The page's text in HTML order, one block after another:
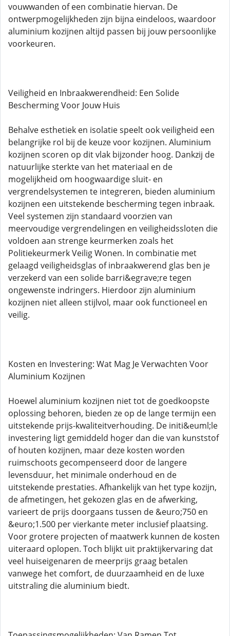
vouwwanden of een combinatie hiervan. De
ontwerpmogelijkheden zijn bijna eindeloos, waardoor
aluminium kozijnen altijd passen bij jouw persoonlijke
voorkeuren.
Veiligheid en Inbraakwerendheid: Een Solide
Bescherming Voor Jouw Huis
Behalve esthetiek en isolatie speelt ook veiligheid een
belangrijke rol bij de keuze voor kozijnen. Aluminium
kozijnen scoren op dit vlak bijzonder hoog. Dankzij de
natuurlijke sterkte van het materiaal en de
mogelijkheid om hoogwaardige sluit- en
vergrendelsystemen te integreren, bieden aluminium
kozijnen een uitstekende bescherming tegen inbraak.
Veel systemen zijn standaard voorzien van
meervoudige vergrendelingen en veiligheidssloten die
voldoen aan strenge keurmerken zoals het
Politiekeurmerk Veilig Wonen. In combinatie met
gelaagd veiligheidsglas of inbraakwerend glas ben je
verzekerd van een solide barri&egrave;re tegen
ongewenste indringers. Hierdoor zijn aluminium
kozijnen niet alleen stijlvol, maar ook functioneel en
veilig.
Kosten en Investering: Wat Mag Je Verwachten Voor
Aluminium Kozijnen
Hoewel aluminium kozijnen niet tot de goedkoopste
oplossing behoren, bieden ze op de lange termijn een
uitstekende prijs-kwaliteitverhouding. De initi&euml;le
investering ligt gemiddeld hoger dan die van kunststof
of houten kozijnen, maar deze kosten worden
ruimschoots gecompenseerd door de langere
levensduur, het minimale onderhoud en de
uitstekende prestaties. Afhankelijk van het type kozijn,
de afmetingen, het gekozen glas en de afwerking,
varieert de prijs doorgaans tussen de &euro;750 en
&euro;1.500 per vierkante meter inclusief plaatsing.
Voor grotere projecten of maatwerk kunnen de kosten
uiteraard oplopen. Toch blijkt uit praktijkervaring dat
veel huiseigenaren de meerprijs graag betalen
vanwege het comfort, de duurzaamheid en de luxe
uitstraling die aluminium biedt.